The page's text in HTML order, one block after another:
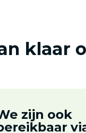
klaar
zijn ook